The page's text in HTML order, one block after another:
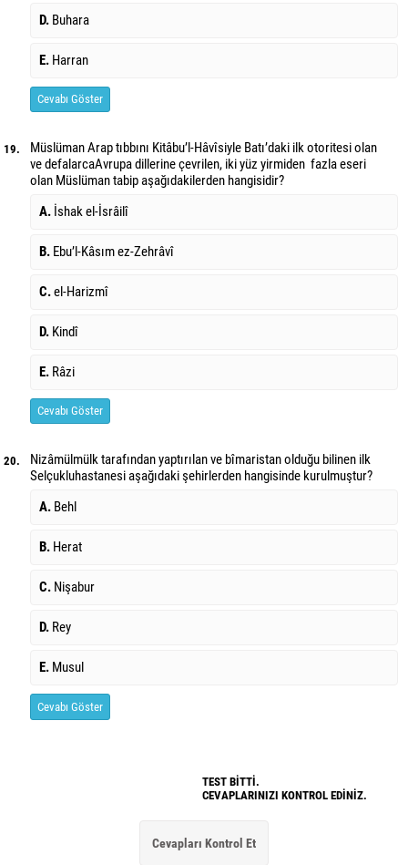
D. Buhara
E. Harran
Cevabı Göster
19.
Müslüman Arap tıbbını Kitâbu’l-Hâvîsiyle Batı’daki ilk otoritesi olan
ve defalarcaAvrupa dillerine çevrilen, iki yüz yirmiden fazla eseri
olan Müslüman tabip aşağıdakilerden hangisidir?
A. İshak el-İsrâilî
B. Ebu’l-Kâsım ez-Zehrâvî
C.el-Harizmî
D. Kindî
E. Râzi
Cevabı Göster
20.
Nizâmülmülk tarafından yaptırılan ve bîmaristan olduğu bilinen ilk
Selçukluhastanesi aşağıdaki şehirlerden hangisinde kurulmuştur?
A. Behl
B. Herat
C. Nişabur
D. Rey
E. Musul
Cevabı Göster
TEST BİTTİ.
CEVAPLARINIZI KONTROL EDİNİZ.